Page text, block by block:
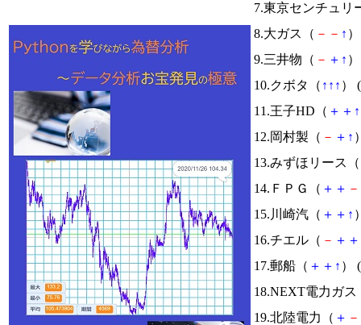
7.東京センチュリ
8.大ガス（ － － ↑
9.三井物（ － ＋ ↑
10.クボタ（ ↑ ↑ ↑ ） (
11.王子HD（ ＋ ＋ ↑
12.岡村製（ － ＋ ↑
13.みずほリース（
14.ＦＰＧ（ ＋ ＋ －
15.川崎汽（ ＋ ＋ ↑
16.チエル（ － ＋ ＋
17.郵船（ ＋ ＋ ↑ ） (
18.NEXT電力ガス
19.北陸電力（ ＋ －